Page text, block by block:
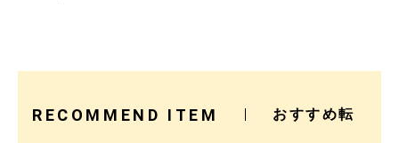
RECOMMEND ITEM おすすめ転